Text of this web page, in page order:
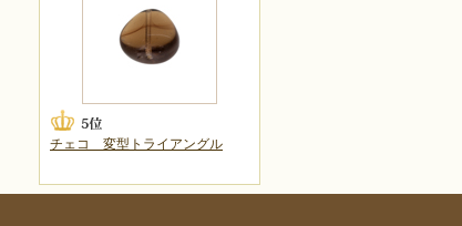
チェコ 変型トライアングル